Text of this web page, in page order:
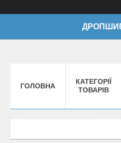
ГОЛОВНА
КАТЕГОРІЇ
ТОВАРІВ